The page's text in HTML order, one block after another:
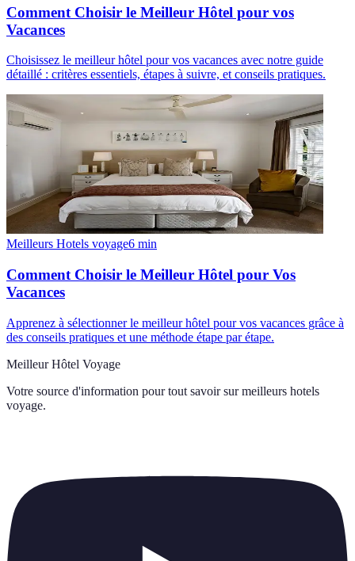
Comment Choisir le Meilleur Hôtel pour vos
Vacances
Choisissez le meilleur hôtel pour vos vacances avec notre guide
détaillé : critères essentiels, étapes à suivre, et conseils pratiques.
Meilleurs Hotels voyage6 min
Comment Choisir le Meilleur Hôtel pour Vos
Vacances
Apprenez à sélectionner le meilleur hôtel pour vos vacances grâce à
des conseils pratiques et une méthode étape par étape.
Meilleur Hôtel Voyage
Votre source d'information pour tout savoir sur meilleurs hotels
voyage.